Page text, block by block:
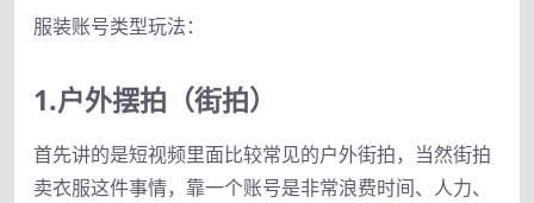
服装账号类型玩法：
1.户外摆拍（街拍）
首先讲的是短视频里面比较常见的户外街拍，当然街拍
卖衣服这件事情，靠一个账号是非常浪费时间、人力、